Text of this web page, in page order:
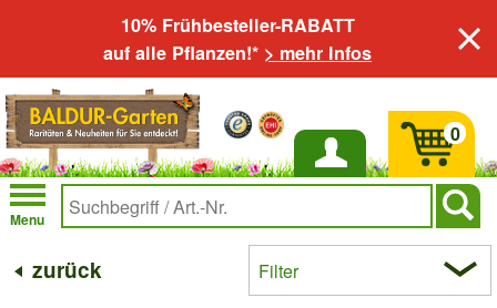
10% Frühbesteller-RABATT
auf alle Pflanzen!* > mehr Infos
Anmelden
Menu
0
zurück Filter